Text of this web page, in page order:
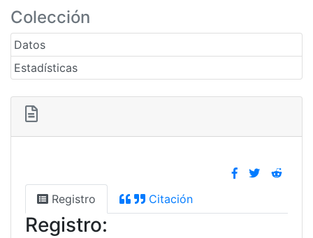
Colección
Datos
Estadísticas
Registro Citación
Registro: